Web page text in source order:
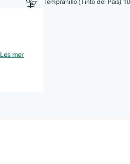
Tempranillo (Tinto del Pais)
Les mer